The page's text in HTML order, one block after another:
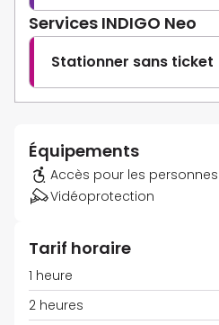
Services INDIGO Neo
Stationner sans ticket
Équipements
Accès pour les
Vidéoprotection
Tarif horaire
1 heure
2 heures